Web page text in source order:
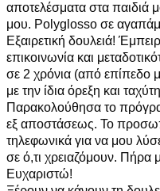
αποτελέσματα στα παιδιά
μου. Polyglosso σε
Εξαιρετική δουλειά!
επικοινωνία και
σε 2 χρόνια (από επίπεδο
με την ίδια όρεξη και
Παρακολούθησα το
εξ αποστάσεως. Το
τηλεφωνικά για να μου
σε ό,τι χρειαζόμουν. Πήρα
Ευχαριστώ!